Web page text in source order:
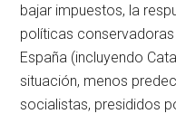
bajar impuestos, la
políticas conservadoras
España (incluyendo
situación, menos
socialistas, presididos